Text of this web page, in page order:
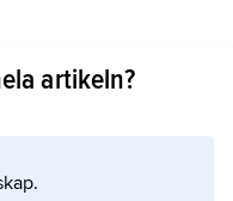
am Beispiel des
artikeln?